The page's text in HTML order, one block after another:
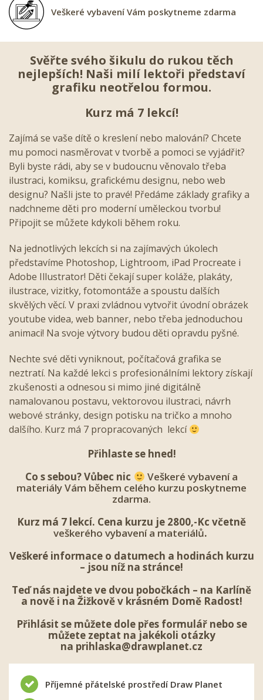
Veškeré vybavení Vám poskytneme zdarma
Svěřte svého šikulu do rukou těch
nejlepších! Naši milí lektoři představí
grafiku neotřelou formou.
Kurz má 7 lekcí!
Zajímá se vaše dítě o kreslení nebo malování? Chcete
mu pomoci nasměrovat v tvorbě a pomoci se vyjádřit?
Byli byste rádi, aby se v budoucnu věnovalo třeba
ilustraci, komiksu, grafickému designu, nebo web
designu? Našli jste to pravé! Předáme základy grafiky a
nadchneme děti pro moderní uměleckou tvorbu!
Připojit se můžete kdykoli během roku.
Na jednotlivých lekcích si na zajímavých úkolech
představíme Photoshop, Lightroom, iPad Procreate i
Adobe Illustrator! Děti čekají super koláže, plakáty,
ilustrace, vizitky, fotomontáže a spoustu dalších
skvělých věcí. V praxi zvládnou vytvořit úvodní obrázek
youtube videa, web banner, nebo třeba jednoduchou
animaci! Na svoje výtvory budou děti opravdu pyšné.
Nechte své děti vyniknout, počítačová grafika se
neztratí. Na každé lekci s profesionálními lektory získají
zkušenosti a odnesou si mimo jiné digitálně
namalovanou postavu, vektorovou ilustraci, návrh
webové stránky, design potisku na tričko a mnoho
dalšího. Kurz má 7 propracovaných lekcí
Přihlaste se hned!
Co s sebou? Vůbec nic
Veškeré vybavení a
materiály Vám během celého kurzu poskytneme
zdarma.
Kurz má 7 lekcí. Cena kurzu je 2800,-Kc včetně
veškerého vybavení a materiálů.
Veškeré informace o datumech a hodinách kurzu
– jsou níž na stránce!
Teď nás najdete ve dvou pobočkách – na Karlíně
a nově i na Žižkově v krásném Domě Radost!
Přihlásit semůžete dole přes formulář nebo se
můžete zeptat na jakékoli otázky
na prihlaska@drawplanet.cz
Příjemné přátelské prostředí Draw Planet